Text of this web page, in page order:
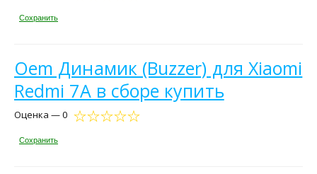
Сохранить
Oem Динамик (Buzzer) для Xiaomi
Redmi 7A в сборе купить
Оценка — 0
Сохранить